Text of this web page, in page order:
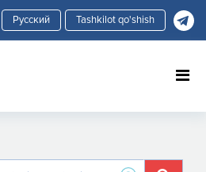
Tashkilot qo'shish